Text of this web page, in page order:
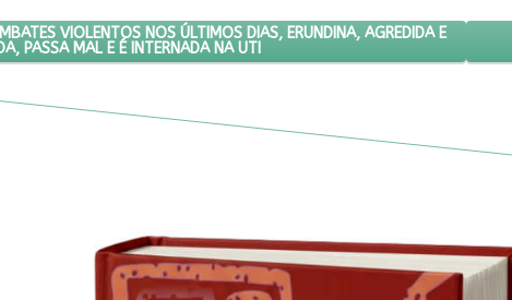
APÓS EMBATES VIOLENTOS NOS ÚLTIMOS DIAS, ERUNDINA,
VIOLENTOS NOS ÚLTIMOS DIAS, ERUNDINA, AGREDIDA E
PASSA MAL E É INTERNADA NA UTI